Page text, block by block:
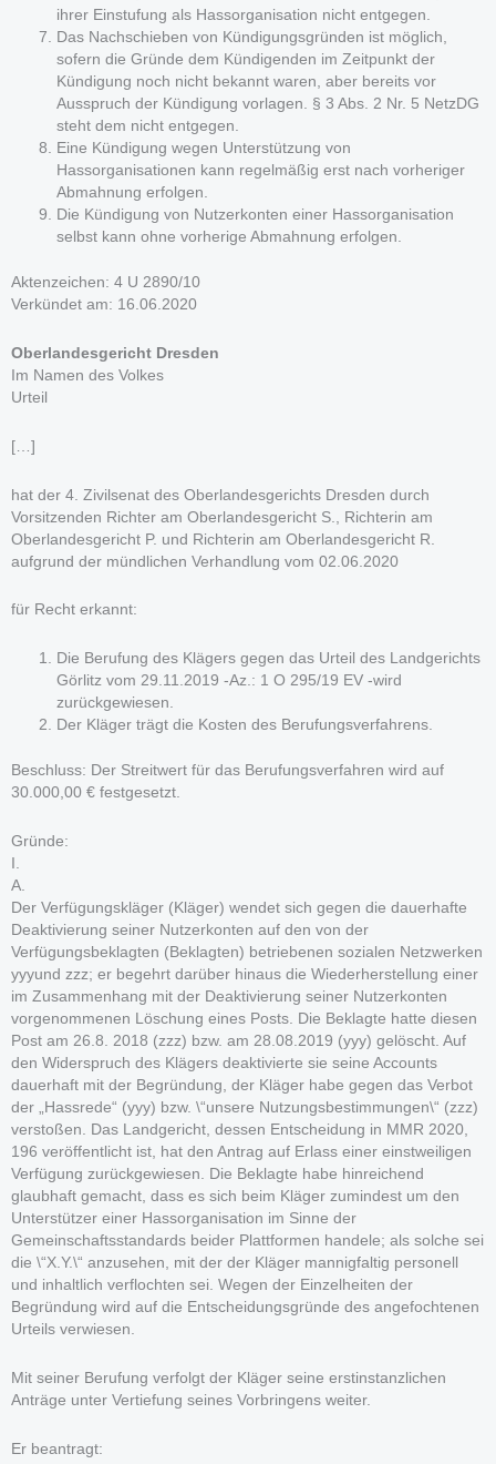
ihrer Einstufung als Hassorganisation nicht entgegen.
Das Nachschieben von Kündigungsgründen ist möglich,
sofern die Gründe dem Kündigenden im Zeitpunkt der
Kündigung noch nicht bekannt waren, aber bereits vor
Ausspruch der Kündigung vorlagen. § 3 Abs. 2 Nr. 5 NetzDG
steht dem nicht entgegen.
Eine Kündigung wegen Unterstützung von
Hassorganisationen kann regelmäßig erst nach vorheriger
Abmahnung erfolgen.
Die Kündigung von Nutzerkonten einer Hassorganisation
selbst kann ohne vorherige Abmahnung erfolgen.
Aktenzeichen: 4 U 2890/10
Verkündet am: 16.06.2020
Oberlandesgericht Dresden
Im Namen des Volkes
Urteil
[…]
hat der 4. Zivilsenat des Oberlandesgerichts Dresden durch
Vorsitzenden Richter am Oberlandesgericht S., Richterin am
Oberlandesgericht P. und Richterin am Oberlandesgericht R.
aufgrund der mündlichen Verhandlung vom 02.06.2020
für Recht erkannt:
Die Berufung des Klägers gegen das Urteil des Landgerichts
Görlitz vom 29.11.2019 -Az.: 1 O 295/19 EV -wird
zurückgewiesen.
Der Kläger trägt die Kosten des Berufungsverfahrens.
Beschluss: Der Streitwert für das Berufungsverfahren wird auf
30.000,00 € festgesetzt.
Gründe:
A.
Der Verfügungskläger (Kläger) wendet sich gegen die dauerhafte
Deaktivierung seiner Nutzerkonten auf den von der
Verfügungsbeklagten (Beklagten) betriebenen sozialen Netzwerken
yyyund zzz; er begehrt darüber hinaus die Wiederherstellung einer
im Zusammenhang mit der Deaktivierung seiner Nutzerkonten
vorgenommenen Löschung eines Posts. Die Beklagte hatte diesen
Post am 26.8. 2018 (zzz) bzw. am 28.08.2019 (yyy) gelöscht. Auf
den Widerspruch des Klägers deaktivierte sie seine Accounts
dauerhaft mit der Begründung, der Kläger habe gegen das Verbot
der „Hassrede“ (yyy) bzw. \“unsere Nutzungsbestimmungen\“ (zzz)
verstoßen. Das Landgericht, dessen Entscheidung in MMR 2020,
196 veröffentlicht ist, hat den Antrag auf Erlass einer einstweiligen
Verfügung zurückgewiesen. Die Beklagte habe hinreichend
glaubhaft gemacht, dass es sich beim Kläger zumindest um den
Unterstützer einer Hassorganisation im Sinne der
Gemeinschaftsstandards beider Plattformen handele; als solche sei
die \“X.Y.\“ anzusehen, mit der der Kläger mannigfaltig personell
und inhaltlich verflochten sei. Wegen der Einzelheiten der
Begründung wird auf die Entscheidungsgründe des angefochtenen
Urteils verwiesen.
Mit seiner Berufung verfolgt der Kläger seine erstinstanzlichen
Anträge unter Vertiefung seines Vorbringens weiter.
Er beantragt: